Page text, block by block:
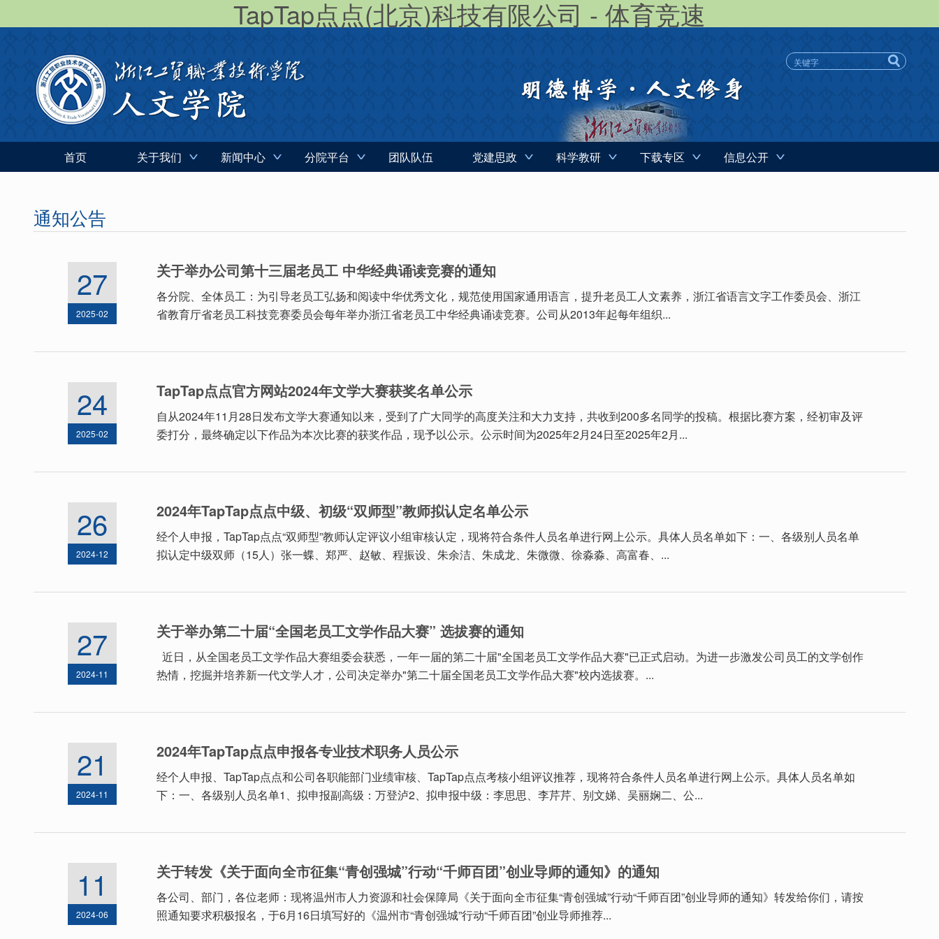
TapTap点点(北京)科技有限公司 - 体育竞速
首页 关于我们 新闻中心 分院平台 团队队伍 党建思政 科学教研 下载专区 信息公开
通知公告
27
2025-02
关于举办公司第十三届老员工 中华经典诵读竞赛的通知
各分院、全体员工：为引导老员工弘扬和阅读中华优秀文化，规范使用国家通用语言，提升老员工人文素养，浙江省语言文字工作委员会、浙江
省教育厅省老员工科技竞赛委员会每年举办浙江省老员工中华经典诵读竞赛。公司从2013年起每年组织...
24
2025-02
TapTap点点官方网站2024年文学大赛获奖名单公示
自从2024年11月28日发布文学大赛通知以来，受到了广大同学的高度关注和大力支持，共收到200多名同学的投稿。根据比赛方案，经初审及评
委打分，最终确定以下作品为本次比赛的获奖作品，现予以公示。公示时间为2025年2月24日至2025年2月...
26
2024-12
2024年TapTap点点中级、初级“双师型”教师拟认定名单公示
经个人申报，TapTap点点“双师型”教师认定评议小组审核认定，现将符合条件人员名单进行网上公示。具体人员名单如下：一、各级别人员名单
拟认定中级双师（15人）张一蝶、郑严、赵敏、程振设、朱余洁、朱成龙、朱微微、徐淼淼、高富春、...
27
2024-11
关于举办第二十届“全国老员工文学作品大赛” 选拔赛的通知
近日，从全国老员工文学作品大赛组委会获悉，一年一届的第二十届"全国老员工文学作品大赛"已正式启动。为进一步激发公司员工的文学创作
热情，挖掘并培养新一代文学人才，公司决定举办"第二十届全国老员工文学作品大赛"校内选拔赛。...
21
2024-11
2024年TapTap点点申报各专业技术职务人员公示
经个人申报、TapTap点点和公司各职能部门业绩审核、TapTap点点考核小组评议推荐，现将符合条件人员名单进行网上公示。具体人员名单如
下：一、各级别人员名单1、拟申报副高级：万登泸2、拟申报中级：李思思、李芹芹、别文娣、吴丽娴二、公...
11
2024-06
关于转发《关于面向全市征集“青创强城”行动“千师百团”创业导师的通知》的通知
各公司、部门，各位老师：现将温州市人力资源和社会保障局《关于面向全市征集“青创强城”行动“千师百团”创业导师的通知》转发给你们，请按
照通知要求积极报名，于6月16日填写好的《温州市“青创强城”行动“千师百团”创业导师推荐...